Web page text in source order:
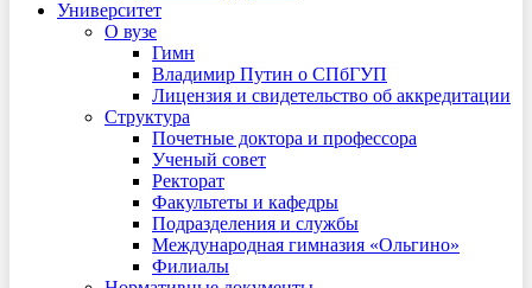
Университет
О вузе
Гимн
Владимир Путин о СПбГУП
Лицензия и свидетельство об аккредитации
Структура
Почетные доктора и профессора
Ученый совет
Ректорат
Факультеты и кафедры
Подразделения и службы
Международная гимназия «Ольгино»
Филиалы